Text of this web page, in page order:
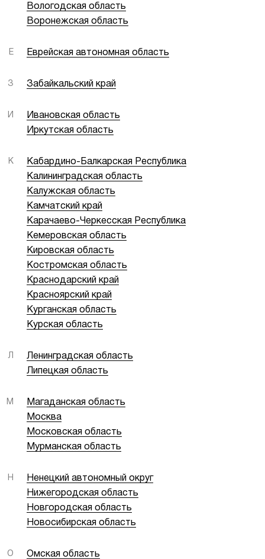
Вологодская область
Воронежская область
Е Еврейская автономная область
З Забайкальский край
И
Ивановская область
Иркутская область
К
Кабардино-Балкарская Республика
Калининградская область
Калужская область
Камчатский край
Карачаево-Черкесская Республика
Кемеровская область
Кировская область
Костромская область
Краснодарский край
Красноярский край
Курганская область
Курская область
Л
Ленинградская область
Липецкая область
М
Магаданская область
Москва
Московская область
Мурманская область
Н
Ненецкий автономный округ
Нижегородская область
Новгородская область
Новосибирская область
О
Омская область